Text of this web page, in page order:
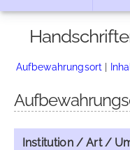
Aufbewahrungsort |
Institution / Art /